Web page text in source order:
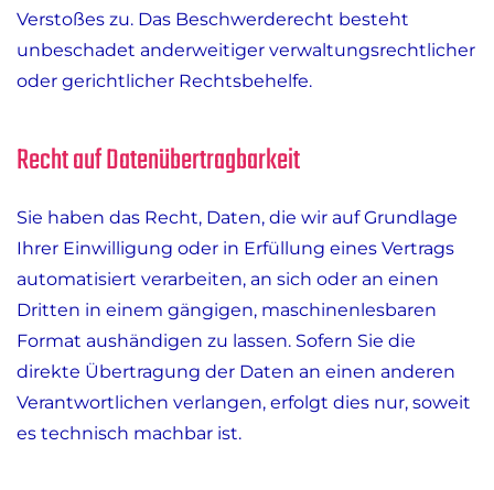
Verstoßes zu. Das Beschwerderecht besteht
unbeschadet anderweitiger verwaltungsrechtlicher
oder gerichtlicher Rechtsbehelfe.
Recht auf Daten­übertrag­barkeit
Sie haben das Recht, Daten, die wir auf Grundlage
Ihrer Einwilligung oder in Erfüllung eines Vertrags
automatisiert verarbeiten, an sich oder an einen
Dritten in einem gängigen, maschinenlesbaren
Format aushändigen zu lassen. Sofern Sie die
direkte Übertragung der Daten an einen anderen
Verantwortlichen verlangen, erfolgt dies nur, soweit
es technisch machbar ist.